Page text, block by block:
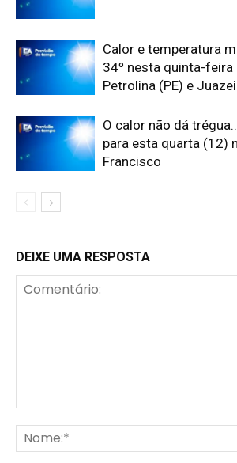
Calor e temperatura
34º nesta quinta-feira
Petrolina (PE) e
O calor não dá
para esta quarta (12)
Francisco
DEIXE UMA RESPOSTA